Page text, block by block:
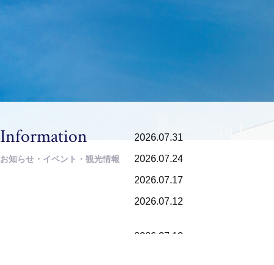
Information
お知らせ・イベント・観光情報
2026.07.31
2026.07.24
2026.07.17
2026.07.12
2026.07.10